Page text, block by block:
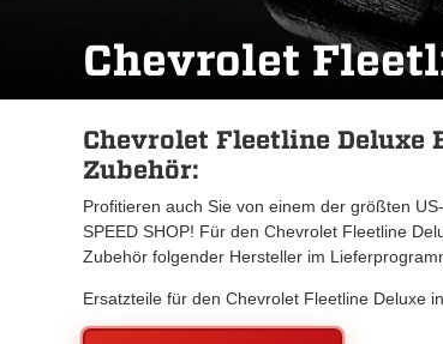
Chevrolet
Chevrolet Fleetline Deluxe
Zubehör:
Profitieren auch Sie von einem der größten
SPEED SHOP! Für den Chevrolet Fleetline
Zubehör folgender Hersteller im
Ersatzteile für den Chevrolet Fleetline Deluxe